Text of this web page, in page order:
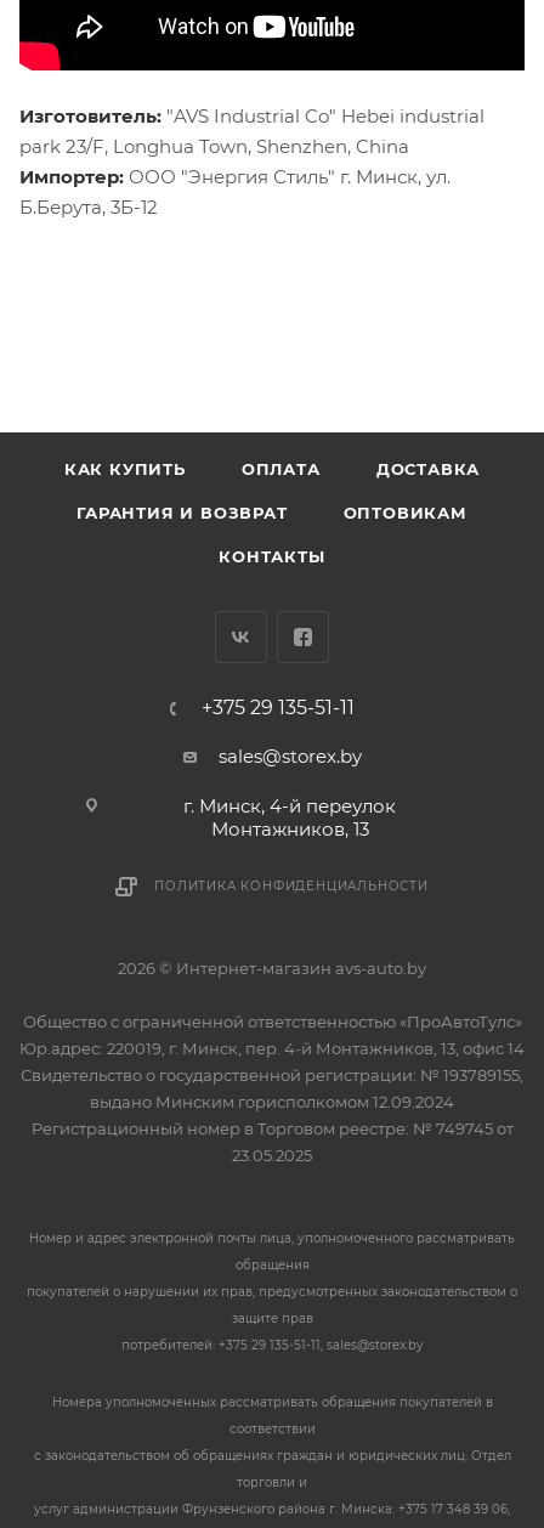
Изготовитель: "AVS Industrial Co" Hebei industrial
park 23/F, Longhua Town, Shenzhen, China
Импортер: ООО "Энергия Стиль" г. Минск, ул.
Б.Берута, 3Б-12
КАК КУПИТЬ ОПЛАТА ДОСТАВКА
ГАРАНТИЯ И ВОЗВРАТ ОПТОВИКАМ
КОНТАКТЫ
+375 29 135-51-11
sales@storex.by
г. Минск, 4-й переулок
Монтажников, 13
ПОЛИТИКА КОНФИДЕНЦИАЛЬНОСТИ
2026 © Интернет-магазин avs-auto.by
Общество с ограниченной ответственностью «ПроАвтоТулс»
Юр.адрес: 220019, г. Минск, пер. 4-й Монтажников, 13, офис 14
Свидетельство о государственной регистрации: № 193789155,
выдано Минским горисполкомом 12.09.2024
Регистрационный номер в Торговом реестре: № 749745 от
23.05.2025
Номер и адрес электронной почты лица, уполномоченного рассматривать
обращения
покупателей о нарушении их прав, предусмотренных законодательством о
защите прав
потребителей: +375 29 135-51-11, sales@storex.by
Номера уполномоченных рассматривать обращения покупателей в
соответствии
с законодательством об обращениях граждан и юридических лиц: Отдел
торговли и
услуг администрации Фрунзенского района г. Минска: +375 17 348 39 06,